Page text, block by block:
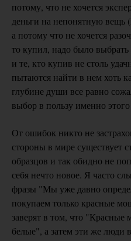
потому, что не хочется
деньги на непонятную вещь
а потому что не хочется
то купил, надо было
и те, кто купив не столь
пытаются найти в нем хоть
глубине души все равно
выбор в пользу именно этого
От ошибок никто не
стороны в мире существует
образцов и так обидно не
себя нечто новое. Я часто
фразы "Мы уже давно
покупаем только красные
заверят в том, что
белые", а затем эти же люди